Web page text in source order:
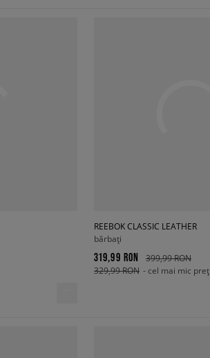
REEBOK CLASSIC LEATHER
bărbați
319,99 RON
399,99 RON
329,99 RON - cel mai mic preț